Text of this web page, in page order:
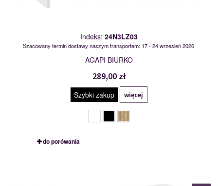
Indeks: 24N3LZ03
Szacowany termin dostawy naszym transportem: 17 - 24 wrzesień 2026
AGAPI BIURKO
289,00 zł
Szybki zakup więcej
do porówania